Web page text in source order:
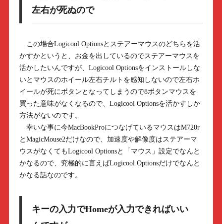
左右が死ぬので
この場合Logicool Optionsとステアーマウスのどちらを活
かすかというと、お金を出しているのでステアーマウスを
活かしたいんですが、Logicool Optionsをインストールしな
いとマウスのホイール左右チルトを感知しないので左右ホ
イールが死にボタンとなってしまうので8ボタンマウスを
買った意味がなくなるので、Logicool Optionsを活かすしか
方法がないのです。
幸いな事に今MacBookProにつなげているマウスはM720r
とMagicMouse2だけなので、加速度や解像度はステアーマ
ウスがなくてもLogicool Optionsと「マウス」設定でなんと
かなるので、究極的に言えばLogicool Optionsだけでなんと
かなる話なのです。
キーの入力でHomeが入力できればいい